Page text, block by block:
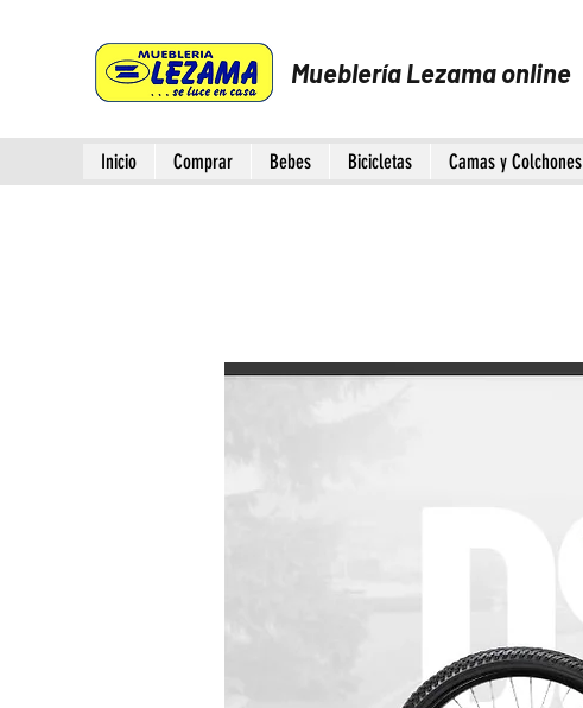
Mueblería Lezama online
Inicio Comprar Bebes Bicicletas Camas y Colchones